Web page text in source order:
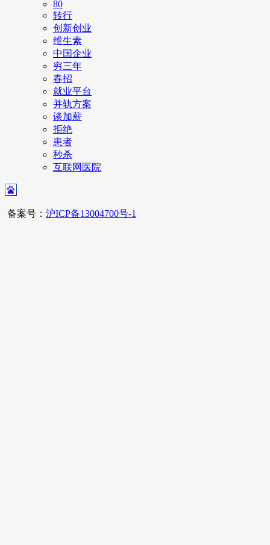
80
转行
创新创业
维生素
中国企业
穷三年
春招
就业平台
并轨方案
谈加薪
拒绝
患者
秒杀
互联网医院
备案号： 沪ICP备13004700号-1